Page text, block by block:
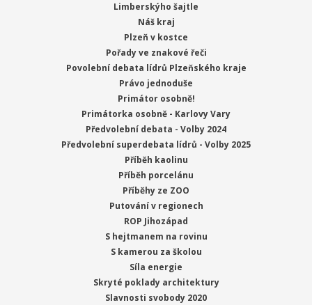
Limberskýho šajtle
Náš kraj
Plzeň v kostce
Pořady ve znakové řeči
Povolební debata lídrů Plzeňského kraje
Právo jednoduše
Primátor osobně!
Primátorka osobně - Karlovy Vary
Předvolební debata - Volby 2024
Předvolební superdebata lídrů - Volby 2025
Příběh kaolinu
Příběh porcelánu
Příběhy ze ZOO
Putování v regionech
ROP Jihozápad
S hejtmanem na rovinu
S kamerou za školou
Síla energie
Skryté poklady architektury
Slavnosti svobody 2020